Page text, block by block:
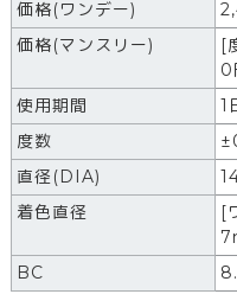
価格(ワンデー)
価格(マンスリー)
[
0
使用期間
1
度数
直径(DIA)
着色直径
[
BC